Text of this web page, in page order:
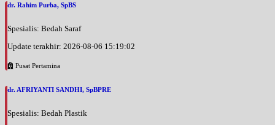
dr. Rahim Purba, SpBS
Spesialis: Bedah Saraf
Update terakhir: 2026-08-06 15:19:02
Pusat Pertamina
dr. AFRIYANTI SANDHI, SpBPRE
Spesialis: Bedah Plastik